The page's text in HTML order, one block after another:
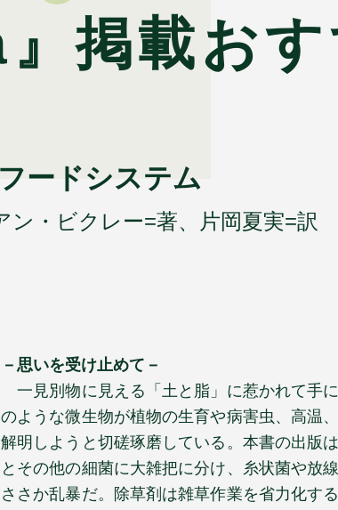
掲載お
ードシステム
・ビクレー=著、片岡夏実=訳
－思いを受け止めて－
一見別物に見える「土と脂」に惹かれて手
のような微生物が植物の生育や病害虫、高温
解明しようと切磋琢磨している。本書の出版
とその他の細菌に大雑把に分け、糸状菌や放
ささか乱暴だ。除草剤は雑草作業を省力化す